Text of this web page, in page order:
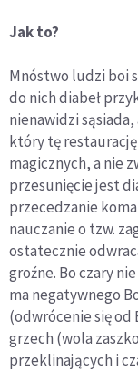
Jak to?
Mnóstwo ludzi boi
do nich diabeł
nienawidzi
który tę
magicznych, a nie
przesunięcie jest
przecedzanie
nauczanie o tzw.
ostatecznie
groźne. Bo czary
ma negatywnego
(odwrócenie się
grzech (wola
przeklinających i